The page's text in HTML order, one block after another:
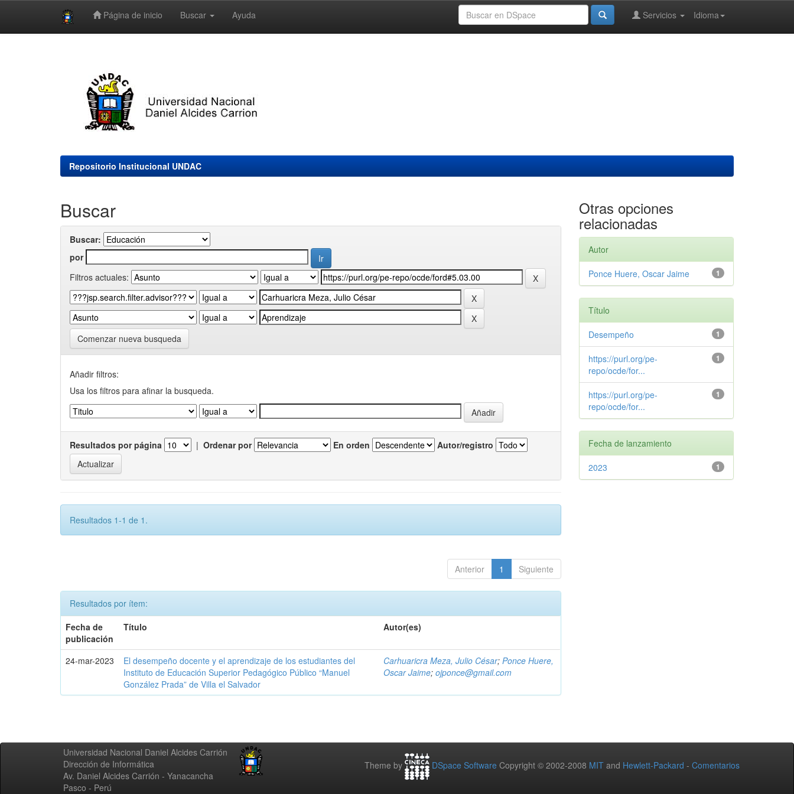
Página de inicio Buscar Ayuda Idioma
Servicios
Repositorio Institucional UNDAC
Buscar
Buscar:
por
Filtros actuales:
Comenzar nueva busqueda
Añadir filtros:
Usa los filtros para afinar la busqueda.
Resultados por página | Ordenar por En orden Autor/registro
Resultados 1-1 de 1.
Anterior 1 Siguiente
Resultados por ítem:
Fecha de
publicación
Título Autor(es)
24-mar-2023
El desempeño docente y el aprendizaje de los estudiantes del
Instituto de Educación Superior Pedagógico Público “Manuel
González Prada” de Villa el Salvador
Carhuaricra Meza, Julio César;Ponce Huere,
Oscar Jaime;ojponce@gmail.com
Otras opciones
relacionadas
Autor
1
Ponce Huere, Oscar Jaime
Título
1
Desempeño
1
https://purl.org/pe-
repo/ocde/for...
1
https://purl.org/pe-
repo/ocde/for...
Fecha de lanzamiento
1
2023
Universidad Nacional Daniel Alcides Carrión
Dirección de Informática
Av. Daniel Alcides Carrión - Yanacancha
Pasco - Perú
Theme by DSpace Software Copyright © 2002-2008 MIT and Hewlett-Packard - Comentarios